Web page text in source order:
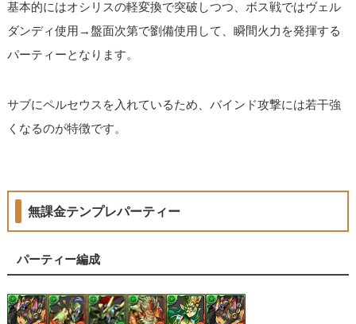
基本的にはオシリスの軽変換で突破しつつ、ボス戦ではヴェル
ダンディ使用→盤面次第で劉備使用して、瞬間火力を発揮する
パーティーとなります。
サブにペルセウスを入れているため、バインド攻撃には若干強
くなるのが特徴です。
無課金テンプレパーティー
パーティー編成